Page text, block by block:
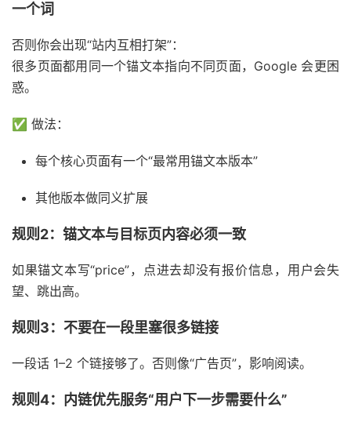
一个词
否则你会出现“站内互相打架”：
很多页面都用同一个锚文本指向不同页面，Google 会更困
惑。
✅ 做法：
每个核心页面有一个“最常用锚文本版本”
其他版本做同义扩展
规则2：锚文本与目标页内容必须一致
如果锚文本写“price”，点进去却没有报价信息，用户会失
望、跳出高。
规则3：不要在一段里塞很多链接
一段话 1–2 个链接够了。否则像“广告页”，影响阅读。
规则4：内链优先服务“用户下一步需要什么”